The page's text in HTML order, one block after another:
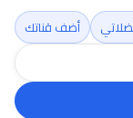
أضف قناتك